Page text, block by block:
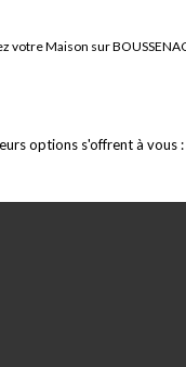
Maison sur
options s'offrent à vous :